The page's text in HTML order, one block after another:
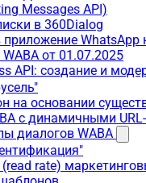
Messages API)
в 360Dialog
WhatsApp
от 01.07.2025
API: создание и
на основании
с динамичными
диалогов WABA
rate)